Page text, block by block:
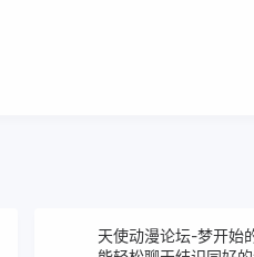
天使动漫论坛-梦开始